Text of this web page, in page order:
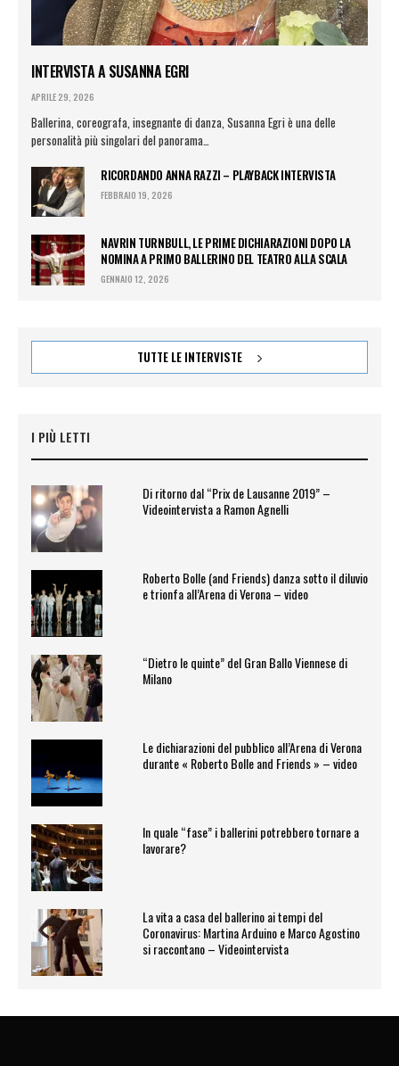
INTERVISTA A SUSANNA EGRI
APRILE 29, 2026
Ballerina, coreografa, insegnante di danza, Susanna Egri è una delle
personalità più singolari del panorama…
RICORDANDO ANNA RAZZI – PLAYBACK INTERVISTA
FEBBRAIO 19, 2026
NAVRIN TURNBULL, LE PRIME DICHIARAZIONI DOPO LA
NOMINA A PRIMO BALLERINO DEL TEATRO ALLA SCALA
GENNAIO 12, 2026
TUTTE LE INTERVISTE
I PIÙ LETTI
Di ritorno dal “Prix de Lausanne 2019” –
Videointervista a Ramon Agnelli
Roberto Bolle (and Friends) danza sotto il diluvio
e trionfa all’Arena di Verona – video
“Dietro le quinte” del Gran Ballo Viennese di
Milano
Le dichiarazioni del pubblico all’Arena di Verona
durante « Roberto Bolle and Friends » – video
In quale “fase” i ballerini potrebbero tornare a
lavorare?
La vita a casa del ballerino ai tempi del
Coronavirus: Martina Arduino e Marco Agostino
si raccontano – Videointervista